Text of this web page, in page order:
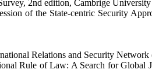
2nd edition, Cambrige University
of the State-centric Security
Relations and Security
Rule of Law: A Search for